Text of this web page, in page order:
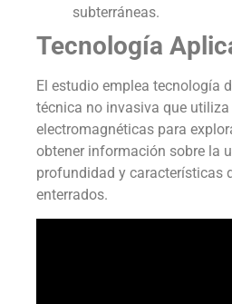
subterráneas.
Tecnología
El estudio emplea tecnología
técnica no invasiva que
electromagnéticas para
obtener información sobre la
profundidad y características
enterrados.